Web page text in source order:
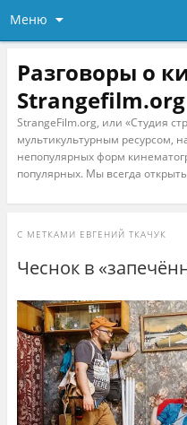
Меню
Разговоры о
Strangefilm.org
StrangeFilm.org, или «Студия
мультикультурным ресурсом,
непопулярных форм
популярных. Мы всегда
С МЕТКАМИ ЕВГЕНИЙ ТКАЧУК
Чеснок в